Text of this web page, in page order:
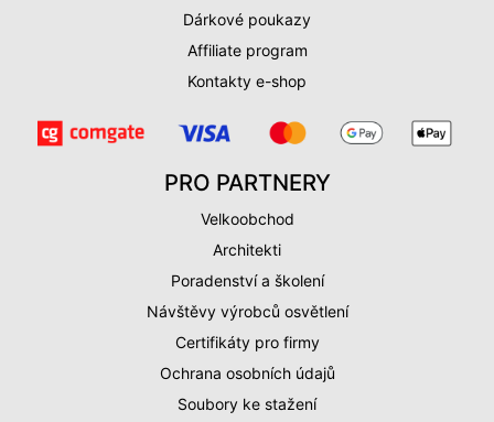
Dárkové poukazy
Affiliate program
Kontakty e-shop
PRO PARTNERY
Velkoobchod
Architekti
Poradenství a školení
Návštěvy výrobců osvětlení
Certifikáty pro firmy
Ochrana osobních údajů
Soubory ke stažení